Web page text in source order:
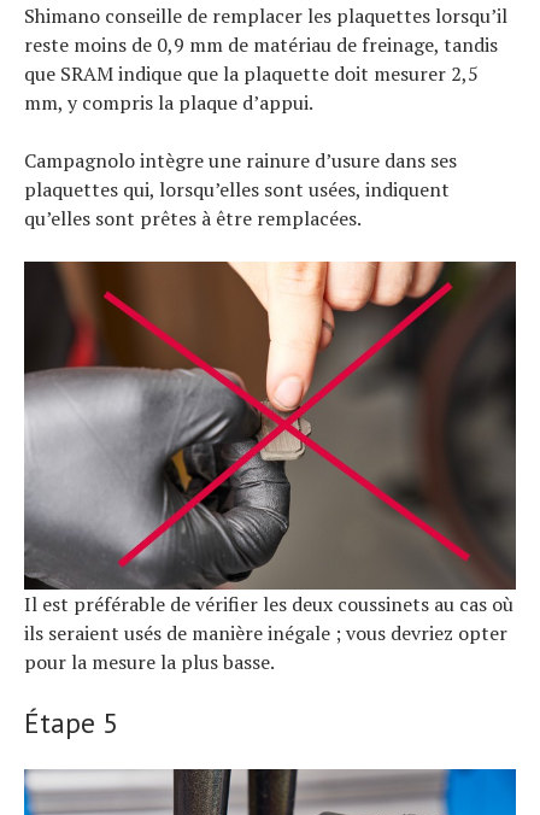
Shimano conseille de remplacer les plaquettes lorsqu’il
reste moins de 0,9 mm de matériau de freinage, tandis
que SRAM indique que la plaquette doit mesurer 2,5
mm, y compris la plaque d’appui.
Campagnolo intègre une rainure d’usure dans ses
plaquettes qui, lorsqu’elles sont usées, indiquent
qu’elles sont prêtes à être remplacées.
Il est préférable de vérifier les deux coussinets au cas où
ils seraient usés de manière inégale ; vous devriez opter
pour la mesure la plus basse.
Étape 5